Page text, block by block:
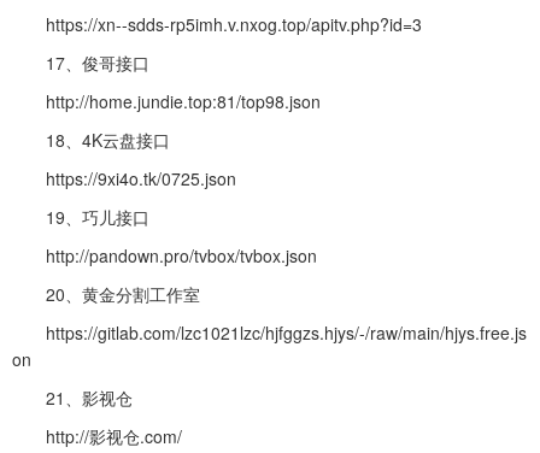
https://xn--sdds-rp5imh.v.nxog.top/apitv.php?id=3
17、俊哥接口
http://home.jundie.top:81/top98.json
18、4K云盘接口
https://9xi4o.tk/0725.json
19、巧儿接口
http://pandown.pro/tvbox/tvbox.json
20、黄金分割工作室
https://gitlab.com/lzc1021lzc/hjfggzs.hjys/-/raw/main/hjys.free.js
on
21、影视仓
http://影视仓.com/